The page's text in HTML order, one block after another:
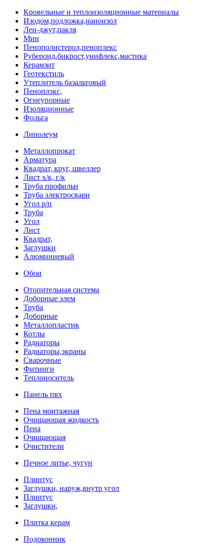
Кровельные и теплоизоляционные материалы
Изодом,подложка,наноизол
Лен-джут,пакля
Мин
Пенополистерол,пеноплекс
Рубероид,бикрост,унифлекс,мастика
Керамзит
Геотекстиль
Утеплитель базальтовый
Пеноплэкс,
Огнеупорные
Изоляционные
Фольга
Линолеум
Металлопрокат
Арматура
Квадрат, круг, швеллер
Лист х/к, г/к
Труба профильн
Труба электросварн
Угол р/п
Труба
Угол
Лист
Квадрат,
Заглушки
Алюминиевый
Обои
Отопительная система
Доборные элем
Труба
Доборные
Металлопластик
Котлы
Радиаторы
Радиаторы,экраны
Сварочные
Фитинги
Теплоноситель
Панель пвх
Пена монтажная
Очищающая жидкость
Пена
Очищающая
Очистители
Печное литье, чугун
Плинтус
Заглушки, наруж,внутр угол
Плинтус
Заглушки,
Плитка керам
Подоконник